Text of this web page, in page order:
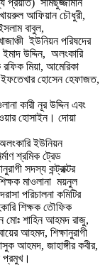
খায়রুল আফিয়ান চৌধুরী,
বাবুল,
ইউনিয়ন পরিষদের
ইমাদ উদ্দিন, অলংকারি
মিয়া, আমেরিকা
ইফতেখার হোসেন হেফাজত,
কারী নূর উদ্দিন এবং
হোসাইন। দোয়া
ইউনিয়ন
শ্রমিক ট্রেড
সদস্য কন্ট্রাক্টর
মাওলানা ময়নুল
পরিচালনা কমিটির
শিক্ষক তৌফিক
মোঃ শাহিন আহমদ রাজু,
আহমদ, শিক্ষানুরাগী
আহমদ, জাহাঙ্গীর কবীর,
প্রমুখ।